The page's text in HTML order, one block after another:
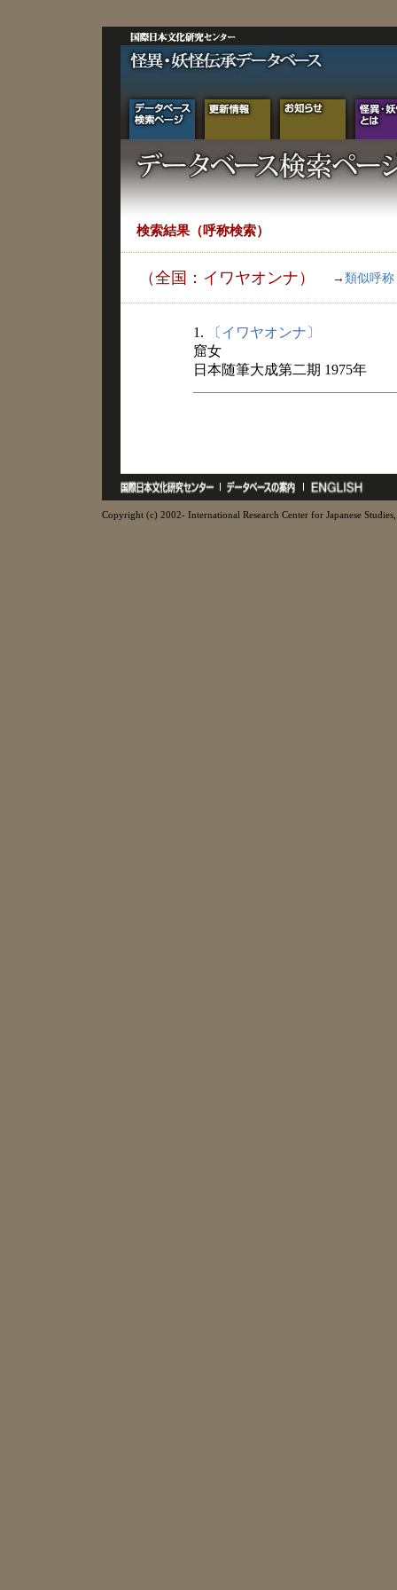
検索結果（呼称検索）
（全国：イワヤオンナ） → 類似呼称
1.
〔イワヤオンナ〕
窟女
日本随筆大成第二期 1975年
Copyright (c) 2002- International Research Center for Japanese